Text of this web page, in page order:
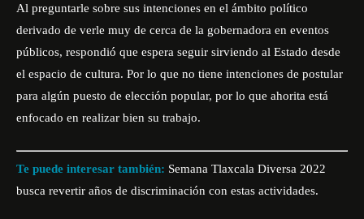
Al preguntarle sobre sus intenciones en el ámbito político
derivado de verle muy de cerca de la gobernadora en eventos
públicos, respondió que espera seguir sirviendo al Estado desde
el espacio de cultura. Por lo que no tiene intenciones de postular
para algún puesto de elección popular, por lo que ahorita está
enfocado en realizar bien su trabajo.
Te puede interesar también: Semana Tlaxcala Diversa 2022
busca revertir años de discriminación con estas actividades.